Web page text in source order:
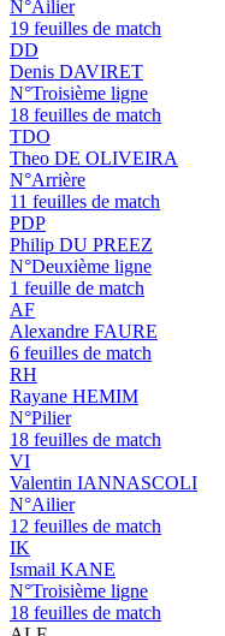
N°Ailier
19 feuilles de match
DD
Denis DAVIRET
N°Troisième ligne
18 feuilles de match
TDO
Theo DE OLIVEIRA
N°Arrière
11 feuilles de match
PDP
Philip DU PREEZ
N°Deuxième ligne
1 feuille de match
AF
Alexandre FAURE
6 feuilles de match
RH
Rayane HEMIM
N°Pilier
18 feuilles de match
VI
Valentin IANNASCOLI
N°Ailier
12 feuilles de match
IK
Ismail KANE
N°Troisième ligne
18 feuilles de match